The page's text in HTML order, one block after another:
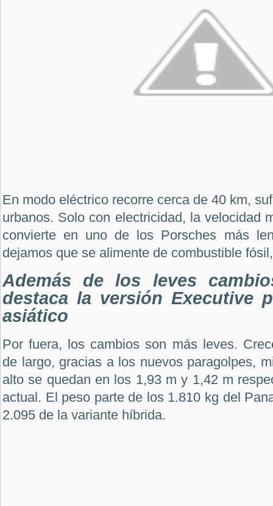
En modo eléctrico recorre cerca de 40 km,
urbanos. Solo con electricidad, la velocidad
convierte en uno de los Porsches más
dejamos que se alimente de combustible
Además de los leves
destaca la versión Executive
asiático
Por fuera, los cambios son más leves.
de largo, gracias a los nuevos paragolpes,
alto se quedan en los 1,93 m y 1,42 m
actual. El peso parte de los 1.810 kg del
2.095 de la variante híbrida.